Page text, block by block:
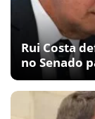
Rui Costa
no Senado